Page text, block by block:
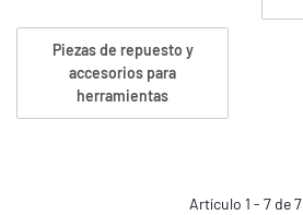
Piezas de repuesto y
accesorios para
herramientas
Artículo 1 - 7 de 7